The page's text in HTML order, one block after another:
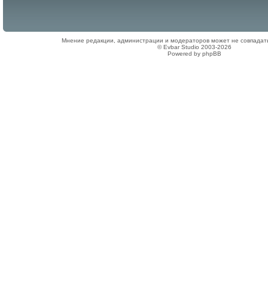
Мнение редакции, администрации и модераторов может не
© Evbar Studio 2003-2026
Powered by phpBB